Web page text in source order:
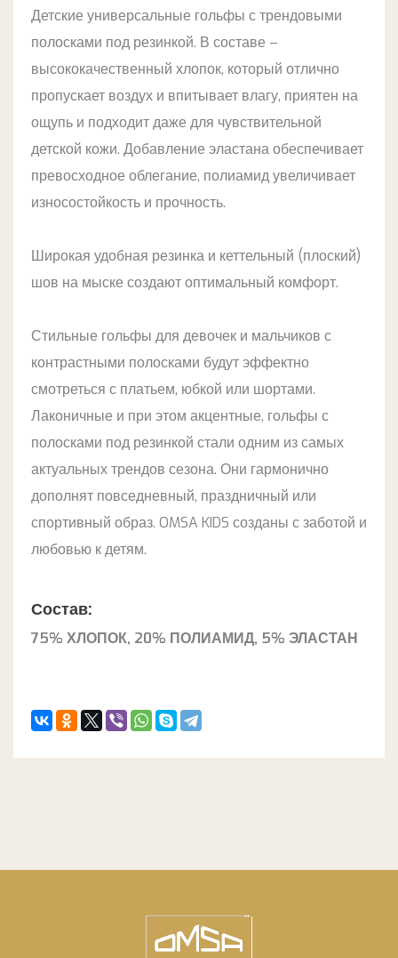
Детские универсальные гольфы с трендовыми
полосками под резинкой. В составе –
высококачественный хлопок, который отлично
пропускает воздух и впитывает влагу, приятен на
ощупь и подходит даже для чувствительной
детской кожи. Добавление эластана обеспечивает
превосходное облегание, полиамид увеличивает
износостойкость и прочность.
Широкая удобная резинка и кеттельный (плоский)
шов на мыске создают оптимальный комфорт.
Стильные гольфы для девочек и мальчиков с
контрастными полосками будут эффектно
смотреться с платьем, юбкой или шортами.
Лаконичные и при этом акцентные, гольфы с
полосками под резинкой стали одним из самых
актуальных трендов сезона. Они гармонично
дополнят повседневный, праздничный или
спортивный образ. OMSA KIDS созданы с заботой и
любовью к детям.
Состав:
75% ХЛОПОК, 20% ПОЛИАМИД, 5% ЭЛАСТАН